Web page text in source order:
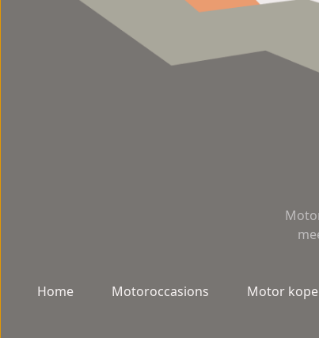
Home Motoroccasions Motor